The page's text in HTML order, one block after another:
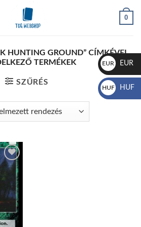
0
HUNTING GROUND” CÍMKÉVEL
TERMÉKEK
SZŰRÉS
to
EUR
€
EUR
HUF
Ft
HUF